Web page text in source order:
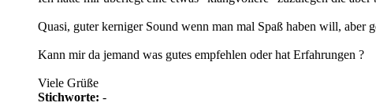
Quasi, guter kerniger Sound wenn man mal Spaß haben will, aber
Kann mir da jemand was gutes empfehlen oder hat Erfahrungen ?
Viele Grüße
Stichworte: -